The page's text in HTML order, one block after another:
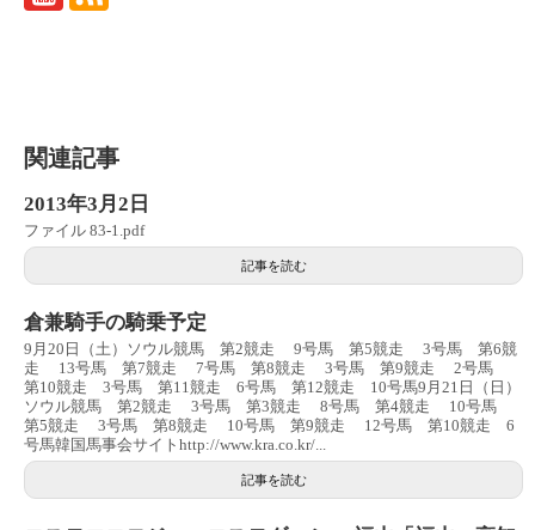
関連記事
2013年3月2日
ファイル 83-1.pdf
記事を読む
倉兼騎手の騎乗予定
9月20日（土）ソウル競馬 第2競走 9号馬 第5競走 3号馬 第6競
走 13号馬 第7競走 7号馬 第8競走 3号馬 第9競走 2号馬
第10競走 3号馬 第11競走 6号馬 第12競走 10号馬9月21日（日）
ソウル競馬 第2競走 3号馬 第3競走 8号馬 第4競走 10号馬
第5競走 3号馬 第8競走 10号馬 第9競走 12号馬 第10競走 6
号馬韓国馬事会サイトhttp://www.kra.co.kr/...
記事を読む